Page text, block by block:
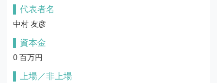
代表者名
中村 友彦
資本金
0 百万円
上場／非上場